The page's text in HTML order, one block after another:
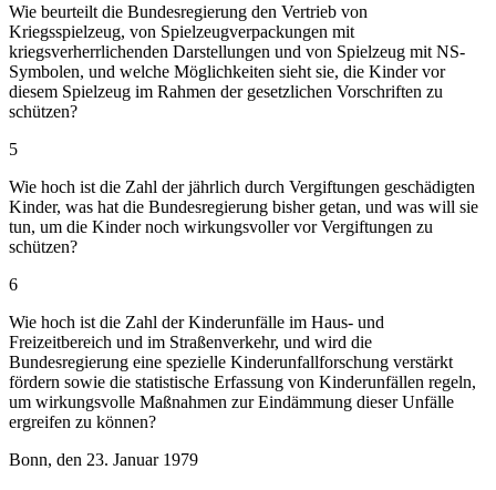
Wie beurteilt die Bundesregierung den Vertrieb von
Kriegsspielzeug, von Spielzeugverpackungen mit
kriegsverherrlichenden Darstellungen und von Spielzeug mit NS-
Symbolen, und welche Möglichkeiten sieht sie, die Kinder vor
diesem Spielzeug im Rahmen der gesetzlichen Vorschriften zu
schützen?
5
Wie hoch ist die Zahl der jährlich durch Vergiftungen geschädigten
Kinder, was hat die Bundesregierung bisher getan, und was will sie
tun, um die Kinder noch wirkungsvoller vor Vergiftungen zu
schützen?
6
Wie hoch ist die Zahl der Kinderunfälle im Haus- und
Freizeitbereich und im Straßenverkehr, und wird die
Bundesregierung eine spezielle Kinderunfallforschung verstärkt
fördern sowie die statistische Erfassung von Kinderunfällen regeln,
um wirkungsvolle Maßnahmen zur Eindämmung dieser Unfälle
ergreifen zu können?
Bonn, den 23. Januar 1979